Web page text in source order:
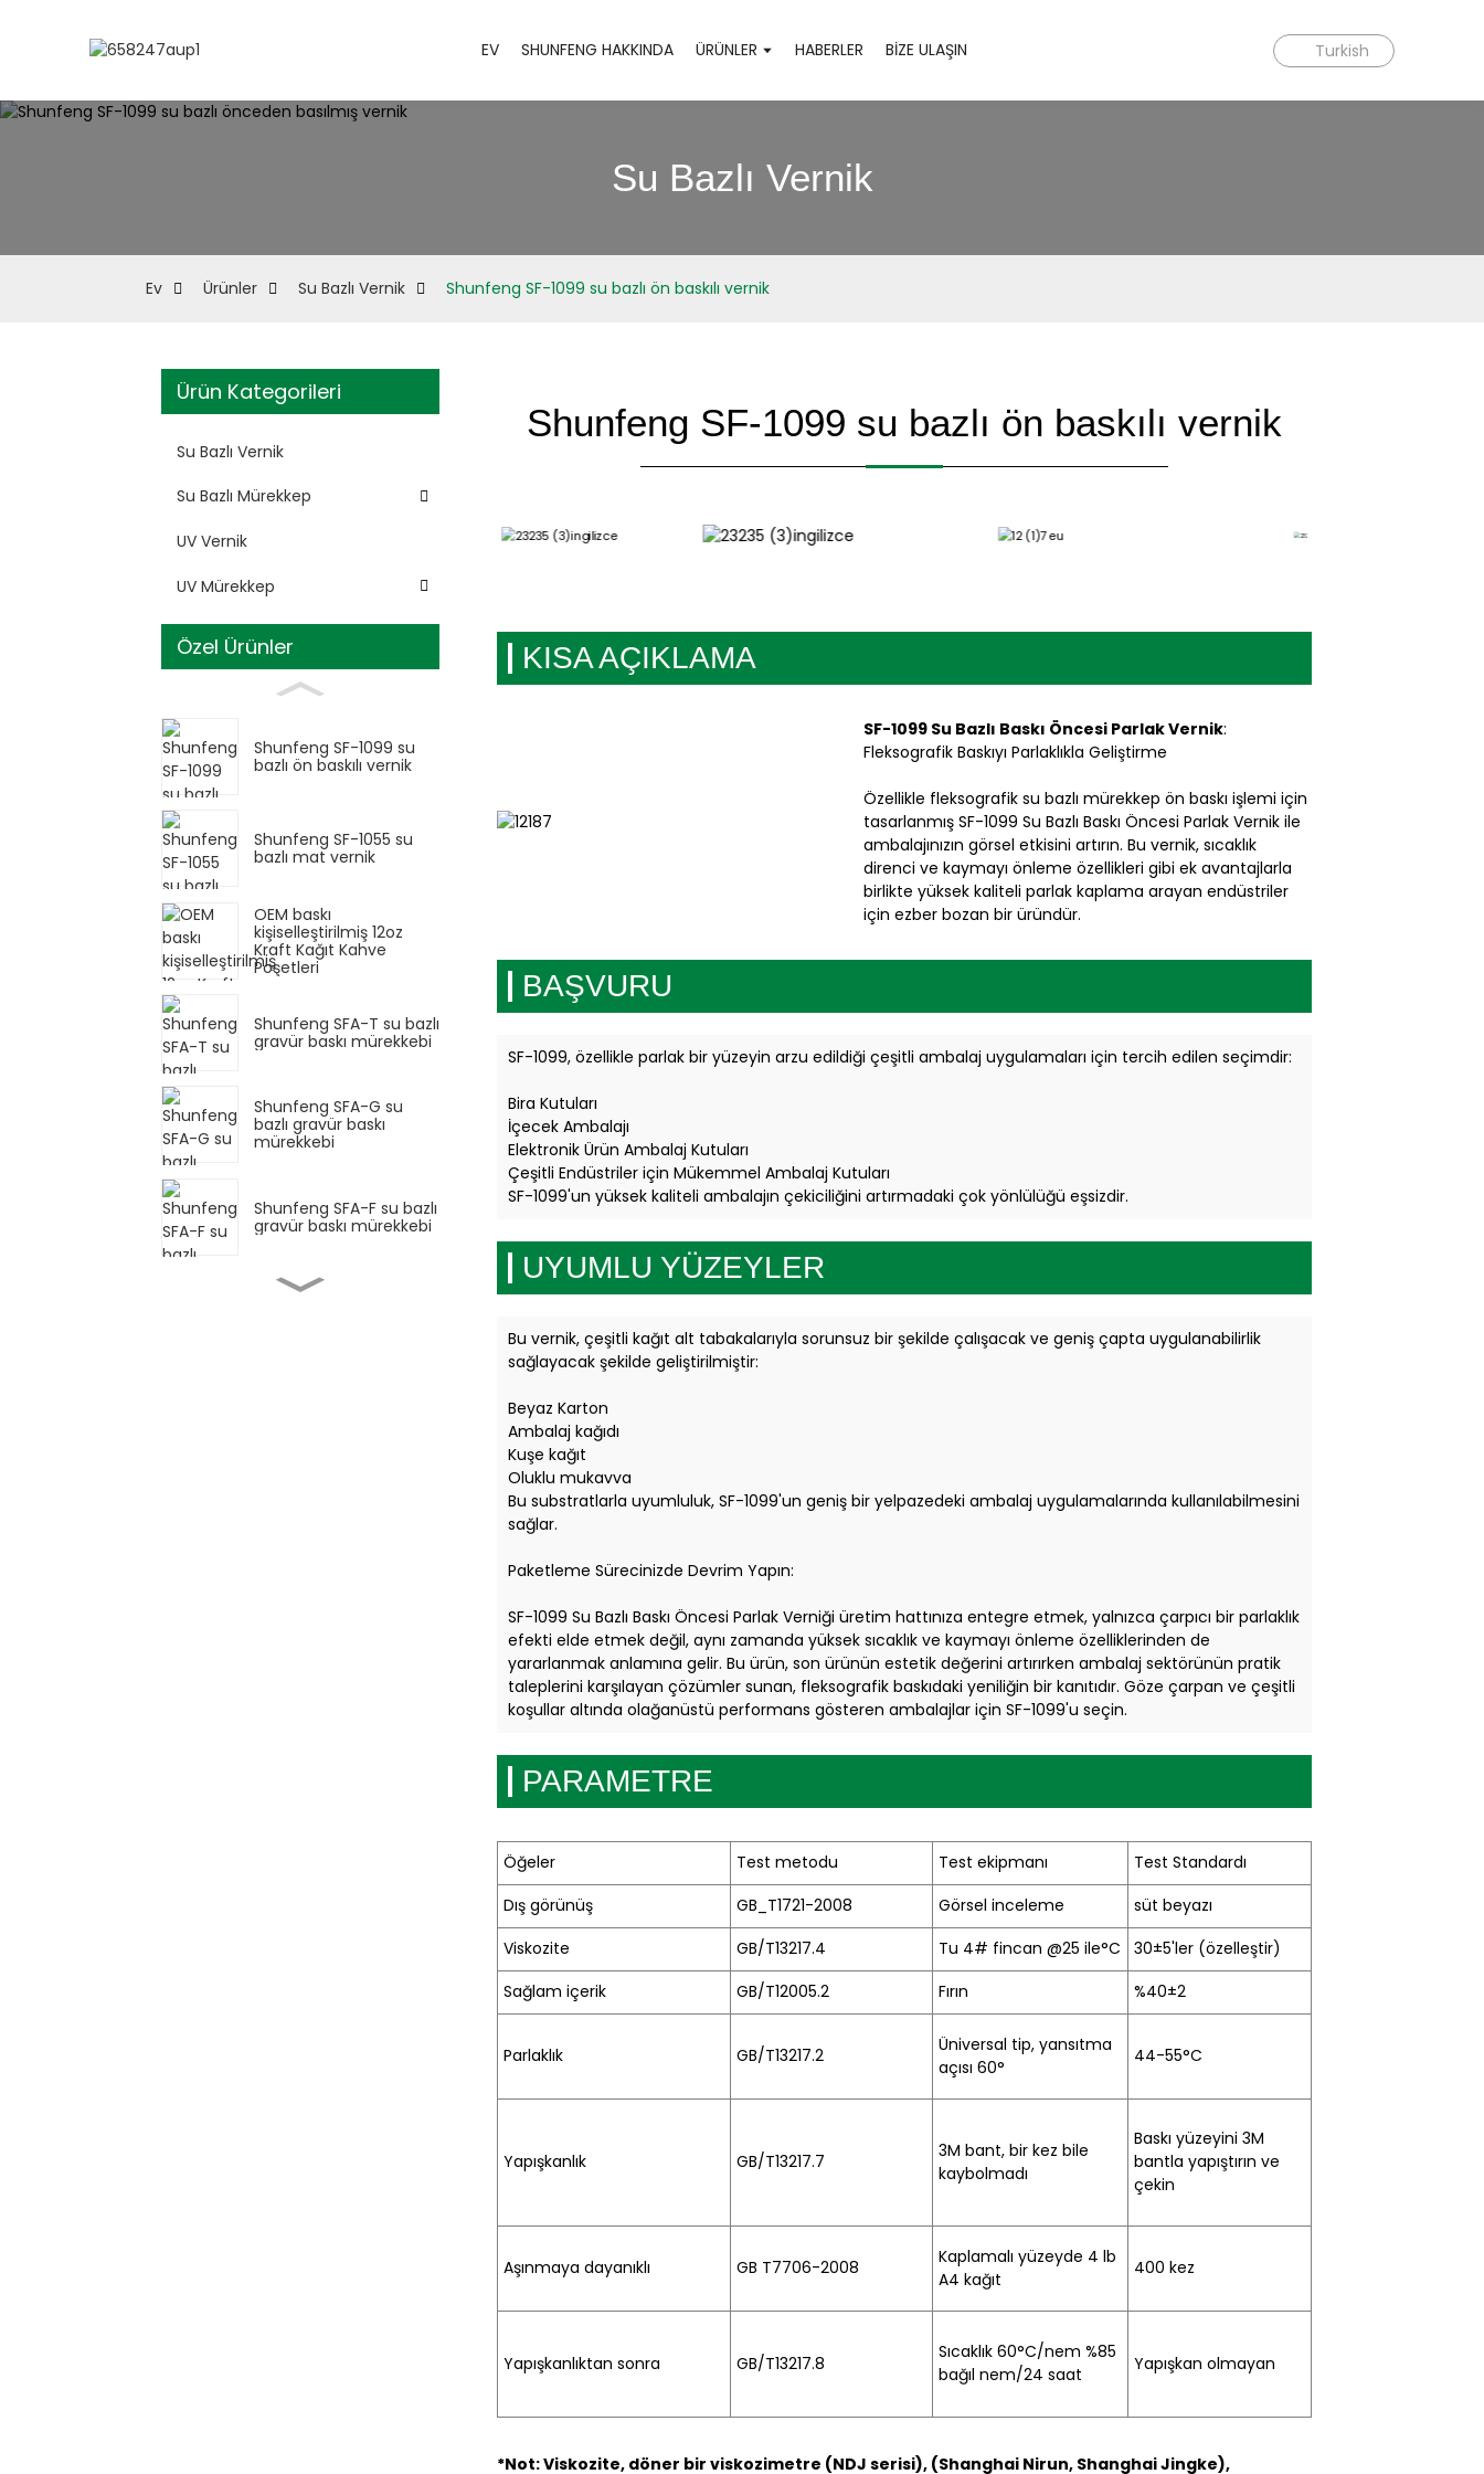
EV SHUNFENG HAKKINDA ÜRÜNLER HABERLER BIZE ULAŞIN Turkish
Su Bazlı Vernik
Ev Ürünler Su Bazlı Vernik Shunfeng SF-1099 su bazlı ön baskılı vernik
Ürün Kategorileri
Su Bazlı Vernik
Su Bazlı Mürekkep
UV Vernik
UV Mürekkep
Özel Ürünler
Shunfeng SF-1099 su
bazlı ön baskılı vernik
Shunfeng SF-1055 su
bazlı mat vernik
OEM baskı
kişiselleştirilmiş 12oz
Kraft Kağıt Kahve
Poşetleri
Shunfeng SFA-T su bazlı
gravür baskı mürekkebi
Shunfeng SFA-G su
bazlı gravür baskı
mürekkebi
Shunfeng SFA-F su bazlı
gravür baskı mürekkebi
Shunfeng SF-1099 su bazlı ön baskılı vernik
KISA AÇIKLAMA
SF-1099 Su Bazlı Baskı Öncesi Parlak Vernik:
Fleksografik Baskıyı Parlaklıkla Geliştirme
Özellikle fleksografik su bazlı mürekkep ön baskı işlemi için
tasarlanmış SF-1099 Su Bazlı Baskı Öncesi Parlak Vernik ile
ambalajınızın görsel etkisini artırın. Bu vernik, sıcaklık
direnci ve kaymayı önleme özellikleri gibi ek avantajlarla
birlikte yüksek kaliteli parlak kaplama arayan endüstriler
için ezber bozan bir üründür.
BAŞVURU
SF-1099, özellikle parlak bir yüzeyin arzu edildiği çeşitli ambalaj uygulamaları için tercih edilen seçimdir:
Bira Kutuları
İçecek Ambalajı
Elektronik Ürün Ambalaj Kutuları
Çeşitli Endüstriler için Mükemmel Ambalaj Kutuları
SF-1099'un yüksek kaliteli ambalajın çekiciliğini artırmadaki çok yönlülüğü eşsizdir.
UYUMLU YÜZEYLER
Bu vernik, çeşitli kağıt alt tabakalarıyla sorunsuz bir şekilde çalışacak ve geniş çapta uygulanabilirlik
sağlayacak şekilde geliştirilmiştir:
Beyaz Karton
Ambalaj kağıdı
Kuşe kağıt
Oluklu mukavva
Bu substratlarla uyumluluk, SF-1099'un geniş bir yelpazedeki ambalaj uygulamalarında kullanılabilmesini
sağlar.
Paketleme Sürecinizde Devrim Yapın:
SF-1099 Su Bazlı Baskı Öncesi Parlak Verniği üretim hattınıza entegre etmek, yalnızca çarpıcı bir parlaklık
efekti elde etmek değil, aynı zamanda yüksek sıcaklık ve kaymayı önleme özelliklerinden de
yararlanmak anlamına gelir. Bu ürün, son ürünün estetik değerini artırırken ambalaj sektörünün pratik
taleplerini karşılayan çözümler sunan, fleksografik baskıdaki yeniliğin bir kanıtıdır. Göze çarpan ve çeşitli
koşullar altında olağanüstü performans gösteren ambalajlar için SF-1099'u seçin.
PARAMETRE
Öğeler Test metodu Test ekipmanı
Test Standardı
Dış görünüş
GB_T1721-2008 Görsel inceleme
süt beyazı
Viskozite
GB/T13217.4 Tu 4# fincan @25 ile°C 30±5'ler (özelleştir)
Sağlam içerik
GB/T12005.2 Fırın %40±2
Parlaklık GB/T13217.2
Üniversal tip, yansıtma
açısı 60°
44-55°C
Yapışkanlık GB/T13217.7
3M bant, bir kez bile
kaybolmadı
Baskı yüzeyini 3M
bantla yapıştırın ve
çekin
Aşınmaya dayanıklı GB T7706-2008
Kaplamalı yüzeyde 4 lb
A4 kağıt
400 kez
Yapışkanlıktan sonra GB/T13217.8
Sıcaklık 60°C/nem %85
bağıl nem/24 saat
Yapışkan olmayan
*Not: Viskozite, döner bir viskozimetre (NDJ serisi), (Shanghai Nirun, Shanghai Jingke),